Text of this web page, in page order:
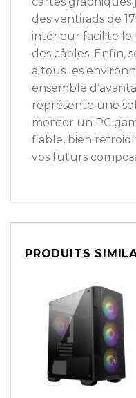
des ventirads de
intérieur facilite le
des câbles. Enfin,
à tous les
ensemble
représente une
monter un PC
fiable, bien
vos futurs
PRODUITS